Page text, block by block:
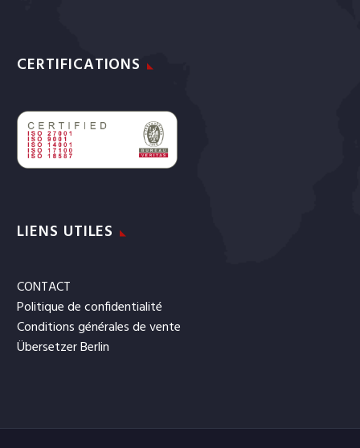
CERTIFICATIONS
LIENS UTILES
CONTACT
Politique de confidentialité
Conditions générales de vente
Übersetzer Berlin